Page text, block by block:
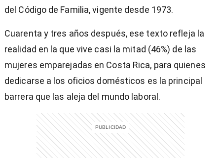
del Código de Familia, vigente desde 1973.
Cuarenta y tres años después, ese texto refleja la
realidad en la que vive casi la mitad (46%) de las
mujeres emparejadas en Costa Rica, para quienes
dedicarse a los oficios domésticos es la principal
barrera que las aleja del mundo laboral.